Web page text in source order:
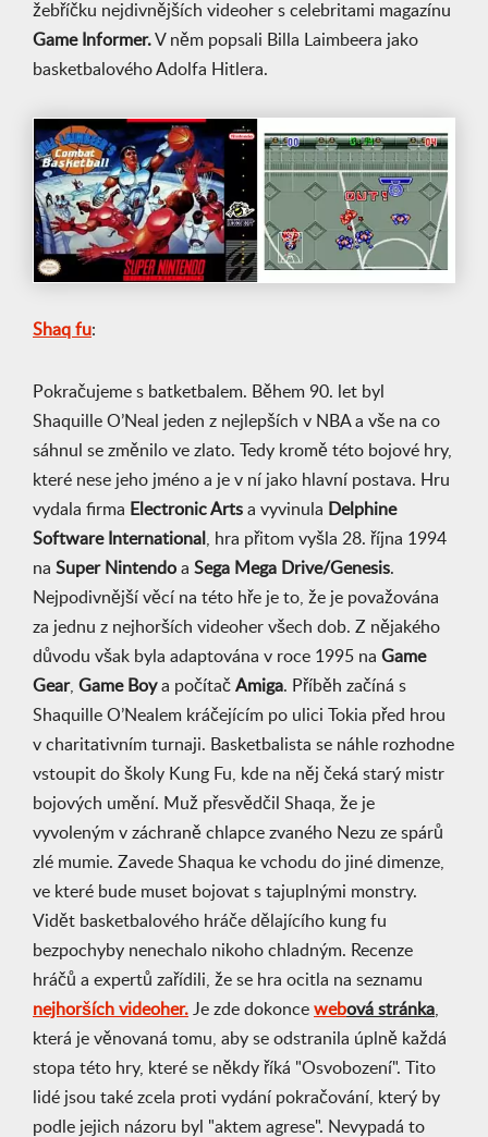
žebříčku nejdivnějších videoher s celebritami magazínu
Game Informer.V něm popsali Billa Laimbeera jako
basketbalového Adolfa Hitlera.
Shaq fu:
Pokračujeme s batketbalem. Během 90. let byl
Shaquille O’Neal jeden z nejlepších v NBA a vše na co
sáhnul se změnilo ve zlato. Tedy kromě této bojové hry,
které nese jeho jméno a je v ní jako hlavní postava. Hru
vydala firma Electronic Arts a vyvinula Delphine
Software International
, hra přitom vyšla 28. října 1994
na Super Nintendo a Sega Mega Drive/Genesis.
Nejpodivnější věcí na této hře je to, že je považována
za jednu z nejhorších videoher všech dob. Z nějakého
důvodu však byla adaptována v roce 1995 na Game
Gear, Game Boya počítač Amiga. Příběh začíná s
Shaquille O’Nealem kráčejícím po ulici Tokia před hrou
v charitativním turnaji. Basketbalista se náhle rozhodne
vstoupit do školy Kung Fu, kde na něj čeká starý mistr
bojových umění. Muž přesvědčil Shaqa, že je
vyvoleným v záchraně chlapce zvaného Nezu ze spárů
zlé mumie. Zavede Shaqua ke vchodu do jiné dimenze,
ve které bude muset bojovat s tajuplnými monstry.
Vidět basketbalového hráče dělajícího kung fu
bezpochyby nenechalo nikoho chladným. Recenze
hráčů a expertů zařídili, že se hra ocitla na seznamu
nejhorších videoher. Je zde dokonce webová stránka
která je věnovaná tomu, aby se odstranila úplně každá
stopa této hry, které se někdy říká "Osvobození". Tito
lidé jsou také zcela proti vydání pokračování, který by
podle jejich názoru byl "aktem agrese". Nevypadá to